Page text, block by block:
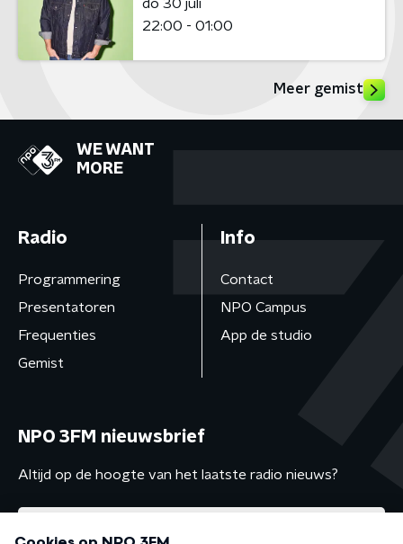
do 30 juli
22:00 - 01:00
Meer gemist
WE WANT
MORE
Radio
Programmering
Presentatoren
Frequenties
Gemist
Info
Contact
NPO Campus
App de studio
NPO 3FM nieuwsbrief
Altijd op de hoogte van het laatste radio nieuws?